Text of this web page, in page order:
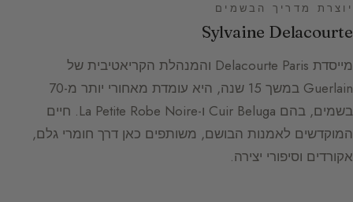
יוצרת מדריך הבשמים
Sylvaine Delacourte
מייסדת Delacourte Paris והמנהלת הקריאטיבית של
Guerlain במשך 15 שנה, היא עומדת מאחורי יותר מ-70
בשמים, בהם Cuir Beluga ו-La Petite Robe Noire. חיים
המוקדשים לאמנות הבושם, משותפים כאן דרך חומרי גלם,
אקורדים וסיפורי יצירה.